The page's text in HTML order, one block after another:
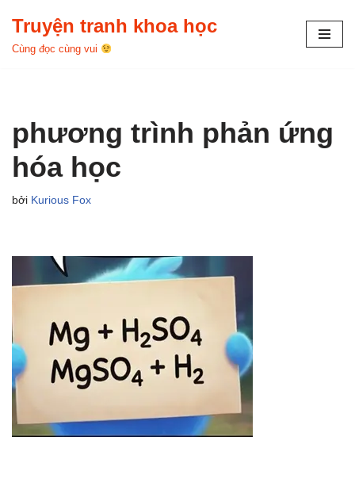
Chuyển
Truyện tranh khoa học
Cùng đọc cùng vui
phương trình phản ứng
hóa học
bởi Kurious Fox